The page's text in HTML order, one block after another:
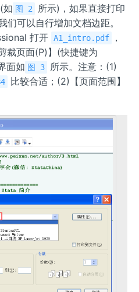
如 图 2
所示)，如果直接打印
们可以自行增加文档边距。
打开 A1_intro.pdf
，
裁页面(P)】(快捷键为
面如 图 3
所示。注意：(1)
比较合适；(2)【页面范围】